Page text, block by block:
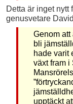
Detta är inget nytt
genusvetare
Genom att
bli
hade varit
växt fram i
upptäckt